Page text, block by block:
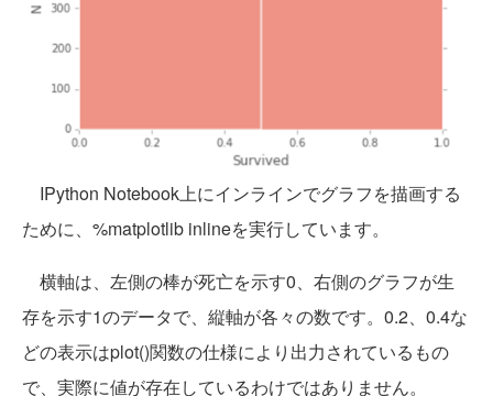
IPython Notebook上にインラインでグラフを描画する
ために、%matplotlib inlineを実行しています。
横軸は、左側の棒が死亡を示す0、右側のグラフが生
存を示す1のデータで、縦軸が各々の数です。0.2、0.4な
どの表示はplot()関数の仕様により出力されているもの
で、実際に値が存在しているわけではありません。